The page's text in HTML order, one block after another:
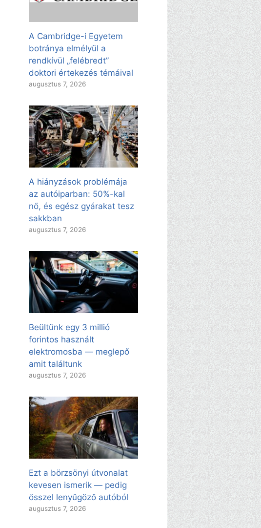
A Cambridge-i Egyetem
botránya elmélyül a
rendkívül „felébredt”
doktori értekezés témáival
augusztus 7, 2026
A hiányzások problémája
az autóiparban: 50%-kal
nő, és egész gyárakat tesz
sakkban
augusztus 7, 2026
Beültünk egy 3 millió
forintos használt
elektromosba — meglepő
amit találtunk
augusztus 7, 2026
Ezt a börzsönyi útvonalat
kevesen ismerik — pedig
ősszel lenyűgöző autóból
augusztus 7, 2026